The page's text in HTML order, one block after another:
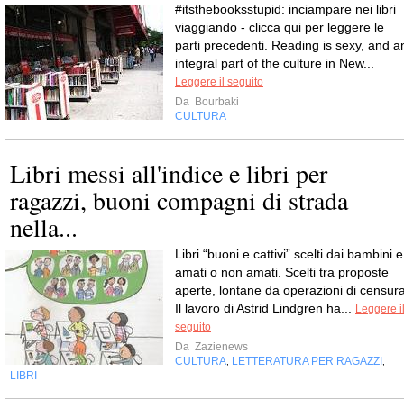
#itsthebooksstupid: inciampare nei libri
viaggiando - clicca qui per leggere le
parti precedenti. Reading is sexy, and
integral part of the culture in New...
Leggere il seguito
Da Bourbaki
CULTURA
Libri messi all'indice e libri per
ragazzi, buoni compagni di strada
nella...
Libri “buoni e cattivi” scelti dai bambini e
amati o non amati. Scelti tra proposte
aperte, lontane da operazioni di
Il lavoro di Astrid Lindgren ha...
Leggere il
seguito
Da Zazienews
CULTURA LETTERATURA PER RAGAZZI
LIBRI